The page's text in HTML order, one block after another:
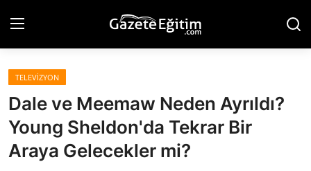
Anasayfa
Künye
Hakkımızda
TELEVIZYON
Dale ve Meemaw Neden Ayrıldı?
Young Sheldon'da Tekrar Bir
Araya Gelecekler mi?